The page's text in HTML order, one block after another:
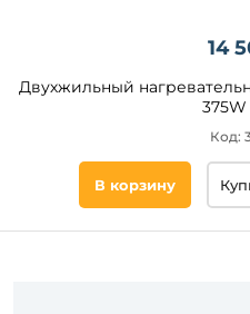
14
Двухжильный
375W
Код:
В корзину